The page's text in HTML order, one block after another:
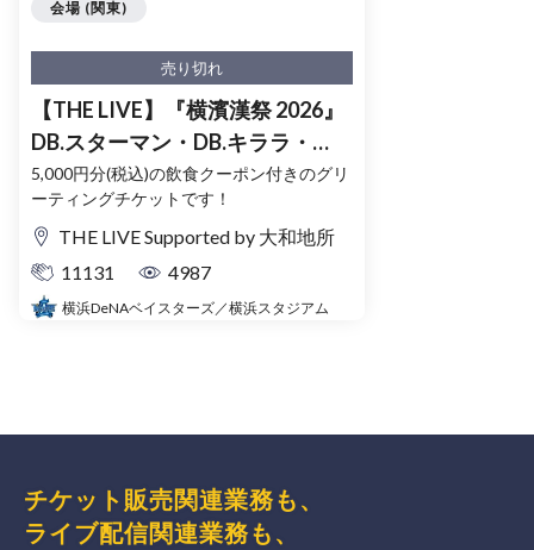
売り切れ
【THE LIVE】『横濱漢祭 2026』
DB.スターマン・DB.キララ・
BART&CHAPYのグリーティング
イベント
5,000円分(税込)の飲食クーポン付きのグリ
ーティングチケットです！
THE LIVE Supported by 大和地所
11131
4987
横浜DeNAベイスターズ／横浜スタジアム
会場 (関東)
チケット販売関連業務も、
ライブ配信関連業務も、